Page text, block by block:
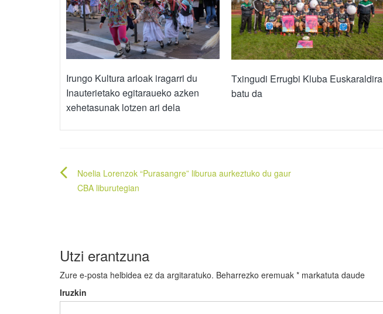
Irungo Kultura arloak iragarri du
Inauterietako egitaraueko azken
xehetasunak lotzen ari dela
Txingudi Errugbi Kluba Euskaraldira
batu da
Bidalketetan
zehar
Noelia Lorenzok “Purasangre” liburua aurkeztuko du gaur
CBA liburutegian
Utzi erantzuna
Zure e-posta helbidea ez da argitaratuko. Beharrezko eremuak * markatuta daude
Iruzkin